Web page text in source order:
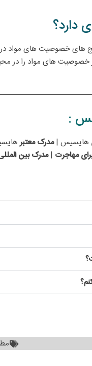
دارد؟
خصوصیت های مواد را در
:
هایسیس |مدرک معتبر
مهاجرت |مدرک بین